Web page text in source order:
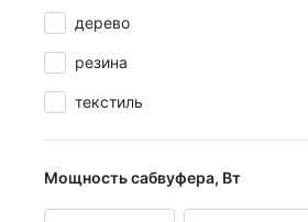
дерево
резина
текстиль
Мощность сабвуфера, Вт